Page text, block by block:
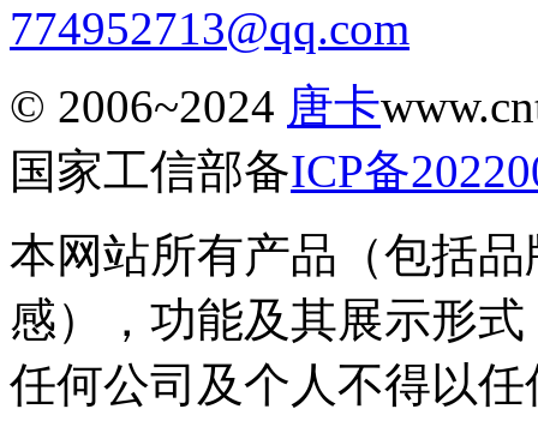
774952713@qq.com
© 2006~2024 唐卡
国家工信部备ICP备
本网站所有产品（包括
感），功能及其展示形
任何公司及个人不得以